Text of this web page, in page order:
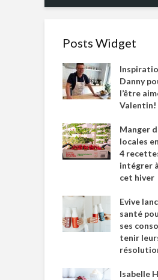
Posts Widget
Danny
l’être
Valentin!
Manger
locales
4
intégrer
cet hiver
Evive
santé
ses
tenir
Isabelle